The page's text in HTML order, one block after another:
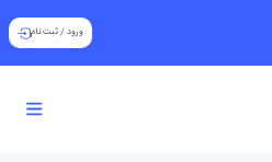
ورود /ثبت نام